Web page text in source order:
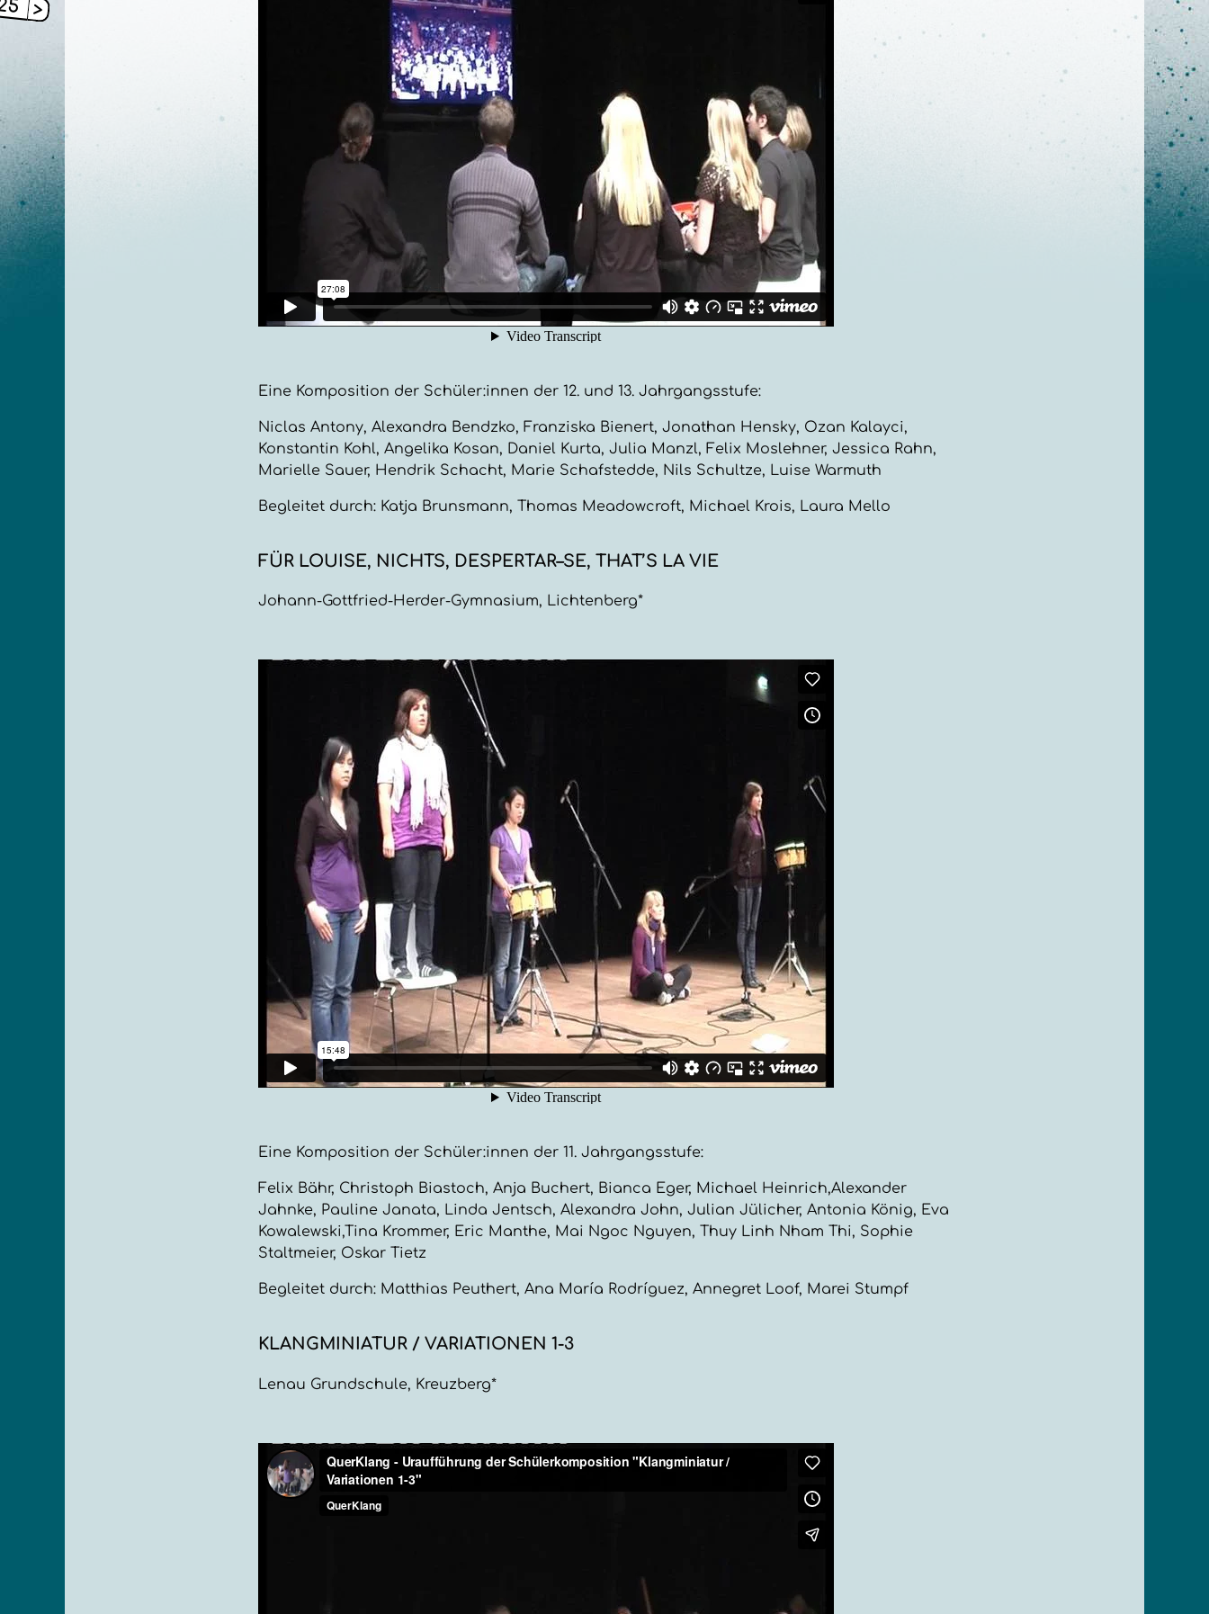
Eine Komposition der Schüler:innen der 12. und 13. Jahrgangsstufe:
Niclas Antony, Alexandra Bendzko, Franziska Bienert, Jonathan Hensky, Ozan Kalayci,
Konstantin Kohl, Angelika Kosan, Daniel Kurta, Julia Manzl, Felix Moslehner, Jessica Rahn,
Marielle Sauer, Hendrik Schacht, Marie Schafstedde, Nils Schultze, Luise Warmuth
Begleitet durch: Katja Brunsmann, Thomas Meadowcroft, Michael Krois, Laura Mello
FÜR LOUISE, NICHTS, DESPERTAR–SE, THAT’S LA VIE
Johann-Gottfried-Herder-Gymnasium, Lichtenberg*
Eine Komposition der Schüler:innen der 11. Jahrgangsstufe:
Felix Bähr, Christoph Biastoch, Anja Buchert, Bianca Eger, Michael Heinrich,Alexander
Jahnke, Pauline Janata, Linda Jentsch, Alexandra John, Julian Jülicher, Antonia König, Eva
Kowalewski,Tina Krommer, Eric Manthe, Mai Ngoc Nguyen, Thuy Linh Nham Thi, Sophie
Staltmeier, Oskar Tietz
Begleitet durch: Matthias Peuthert, Ana María Rodríguez, Annegret Loof, Marei Stumpf
KLANGMINIATUR / VARIATIONEN 1-3
Lenau Grundschule, Kreuzberg*